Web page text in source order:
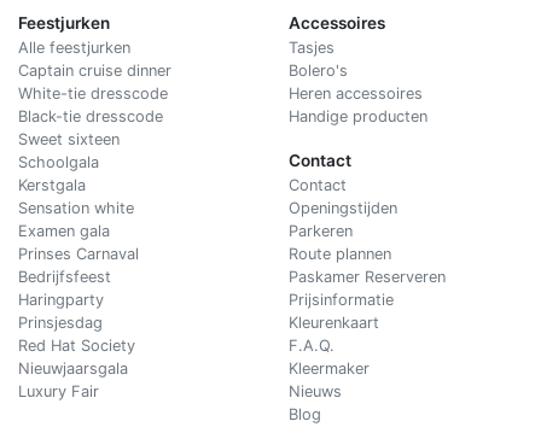
Feestjurken
Alle feestjurken
Captain cruise dinner
White-tie dresscode
Black-tie dresscode
Sweet sixteen
Schoolgala
Kerstgala
Sensation white
Examen gala
Prinses Carnaval
Bedrijfsfeest
Haringparty
Prinsjesdag
Red Hat Society
Nieuwjaarsgala
Luxury Fair
Accessoires
Tasjes
Bolero's
Heren accessoires
Handige producten
Contact
Contact
Openingstijden
Parkeren
Route plannen
Paskamer Reserveren
Prijsinformatie
Kleurenkaart
F.A.Q.
Kleermaker
Nieuws
Blog